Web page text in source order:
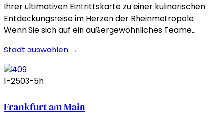
Ihrer ultimativen Eintrittskarte zu einer kulinarischen
Entdeckungsreise im Herzen der Rheinmetropole.
Wenn Sie sich auf ein außergewöhnliches Teame…
Stadt auswählen →
1-2503-5h
Frankfurt am Main